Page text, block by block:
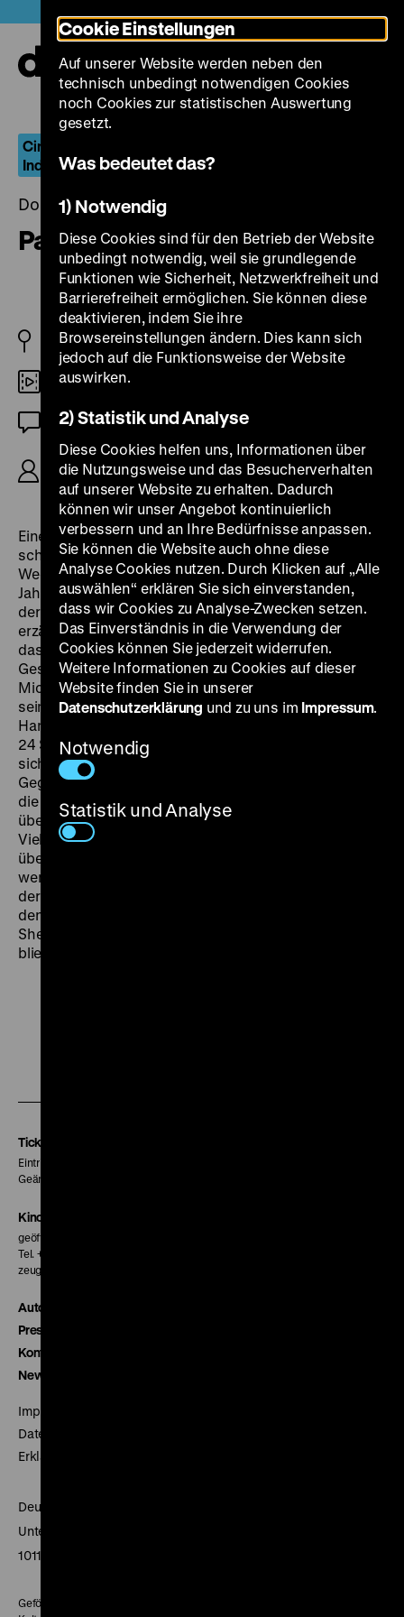
zum
Seiteninhalt
springen
Cinema Of Outsiders – Der US-amerikanische
Independent-Film 1977–1989
Donnerstag, 03. Oktober 2013, 20.00 Uhr
Parting Glances
USA 1986
16mm
OF
R/B: Bill Sherwood, D: Richard Ganoung, John
Bolger, Steve Buscemi, 90‘
Einer der wenigen Filme, der das urbane Lebensgefühl
schwuler Männer ansprach und zu einem wichtigen
Wegbereiter für das New Queer Cinema der neunziger
Jahre wurde, und zugleich einer der ersten Spielfilme,
der AIDS direkt thematisierte. Regisseur Sherwood
erzählt von Robert und Michael, einem schwulen Paar,
das in New York lebt. Robert fährt im Auftrag einer
Gesundheitsorganisation für zwei Jahre nach Afrika.
Michael bleibt in New York und kümmert sich um
seinen Ex-Freund Nick, der an AIDS erkrankt ist. Die
Handlung erstreckt sich über die letzten gemeinsamen
24 Stunden: man feiert, trifft Freunde und versucht,
sich auf die kommende Trennung vorzubereiten. Im
Gegensatz zu den meisten damaligen Filmen werden
die schwulen Figuren in
Parting Glances
überzeichnet, sie erscheinen auch nicht gequält.
Vielmehr ist der Film trotz seines sehr ernsten Themas
überraschend optimistisch. Dies erstaunt umso mehr,
wenn man bedenkt, dass die Reagan-Administration
der sich immer stärker ausbreitenden AIDS-Epidemie
denkbar gleichgültig gegenüber stand. 1990 starb Bill
Sherwood an den Folgen von AIDS,
blieb sein einziger Film. (hb)
Tickets
Eintritt 5 €
Geänderte Preise sind im Programm vermerkt.
Kinokasse
geöffnet 30 Minuten vor Beginn der ersten Vorstellung
Tel. + 49 30 20304-770
zeughauskino@dhm.de
Autor*innen
Presse
Kontakt
Newsletter
Impressum
Datenschutz
Erklärung digitale Barrierefreiheit
Deutsches Historisches Museum
Unter den Linden 2
10117 Berlin
Gefördert mit Mitteln des Beauftragten der Bundesregierung für
Cookie Einstellungen
Auf unserer Website werden neben den
technisch unbedingt notwendigen Cookies
noch Cookies zur statistischen Auswertung
gesetzt.
Was bedeutet das?
1) Notwendig
Diese Cookies sind für den Betrieb der Website
unbedingt notwendig, weil sie grundlegende
Funktionen wie Sicherheit, Netzwerkfreiheit und
Barrierefreiheit ermöglichen. Sie können diese
deaktivieren, indem Sie ihre
Browsereinstellungen ändern. Dies kann sich
jedoch auf die Funktionsweise der Website
auswirken.
2) Statistik und Analyse
Diese Cookies helfen uns, Informationen über
die Nutzungsweise und das Besucherverhalten
auf unserer Website zu erhalten. Dadurch
können wir unser Angebot kontinuierlich
verbessern und an Ihre Bedürfnisse anpassen.
Sie können die Website auch ohne diese
Analyse Cookies nutzen. Durch Klicken auf „Alle
auswählen“ erklären Sie sich einverstanden,
dass wir Cookies zu Analyse-Zwecken setzen.
Das Einverständnis in die Verwendung der
Cookies können Sie jederzeit widerrufen.
Weitere Informationen zu Cookies auf dieser
Website finden Sie in unserer
Datenschutzerklärung und zu uns im Impressum.
Notwendig
Statistik und Analyse